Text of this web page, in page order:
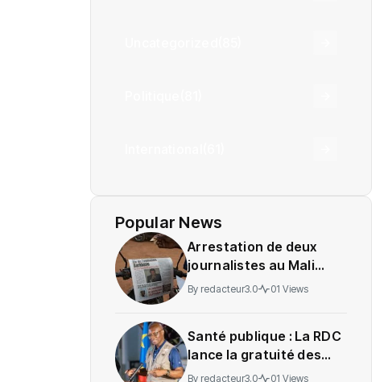
Popular News
Arrestation de deux
journalistes au Mali
provoque une
By redacteur3.0 01 Views
Santé publique : La RDC
lance la gratuité des
soins en Ituri
By redacteur3.0 01 Views